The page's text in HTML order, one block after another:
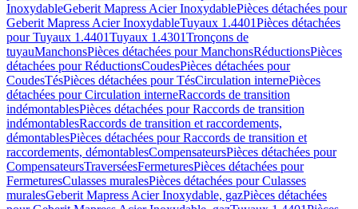
InoxydableGeberit Mapress Acier InoxydablePièces détachées pour
Geberit Mapress Acier InoxydableTuyaux 1.4401Pièces détachées
pour Tuyaux 1.4401Tuyaux 1.4301Tronçons de
tuyauManchonsPièces détachées pour ManchonsRéductionsPièces
détachées pour RéductionsCoudesPièces détachées pour
CoudesTésPièces détachées pour TésCirculation internePièces
détachées pour Circulation interneRaccords de transition
indémontablesPièces détachées pour Raccords de transition
indémontablesRaccords de transition et raccordements,
démontablesPièces détachées pour Raccords de transition et
raccordements, démontablesCompensateursPièces détachées pour
CompensateursTraverséesFermeturesPièces détachées pour
FermeturesCulasses muralesPièces détachées pour Culasses
muralesGeberit Mapress Acier Inoxydable, gazPièces détachées